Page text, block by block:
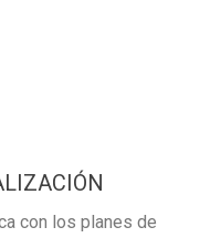
con los planes de